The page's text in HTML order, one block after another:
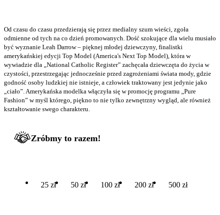
Od czasu do czasu przedzierają się przez medialny szum wieści, zgoła
odmienne od tych na co dzień promowanych. Dość szokujące dla wielu musiało
być wyznanie Leah Darrow – pięknej młodej dziewczyny, finalistki
amerykańskiej edycji Top Model (America's Next Top Model), która w
wywiadzie dla „National Catholic Register” zachęcała dziewczęta do życia w
czystości, przestrzegając jednocześnie przed zagrożeniami świata mody, gdzie
godność osoby ludzkiej nie istnieje, a człowiek traktowany jest jedynie jako
„ciało”. Amerykańska modelka włączyła się w promocję programu „Pure
Fashion” w myśl którego, piękno to nie tylko zewnętrzny wygląd, ale również
kształtowanie swego charakteru.
Zróbmy to razem!
25 zł 50 zł 100 zł 200 zł 500 zł